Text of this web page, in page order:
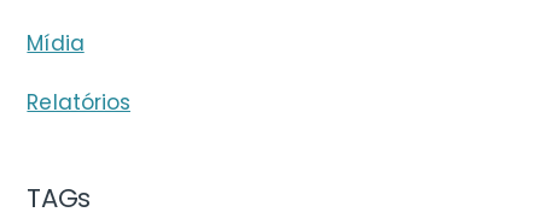
Mídia
Relatórios
TAGs